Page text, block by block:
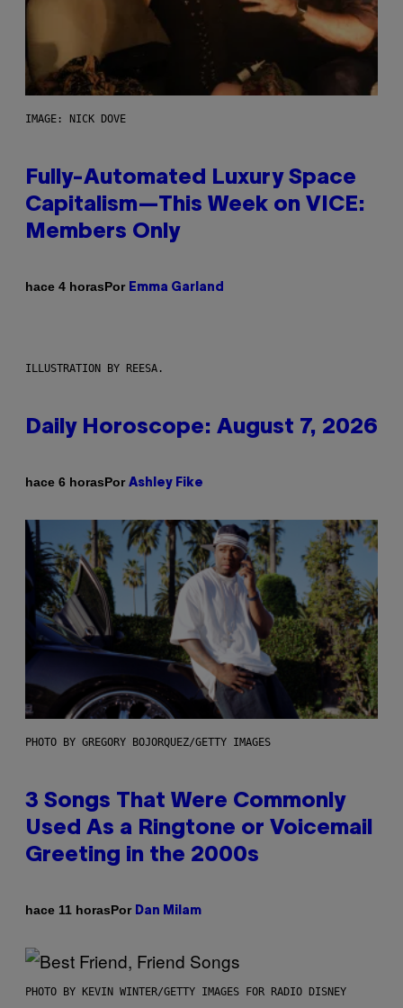
IMAGE: NICK DOVE
Fully-Automated Luxury Space
Capitalism—This Week on VICE:
Members Only
hace 4 horasPor Emma Garland
ILLUSTRATION BY REESA.
Daily Horoscope: August 7, 2026
hace 6 horasPor Ashley Fike
PHOTO BY GREGORY BOJORQUEZ/GETTY IMAGES
3 Songs That Were Commonly
Used As a Ringtone or Voicemail
Greeting in the 2000s
hace 11 horasPor Dan Milam
PHOTO BY KEVIN WINTER/GETTY IMAGES FOR RADIO DISNEY